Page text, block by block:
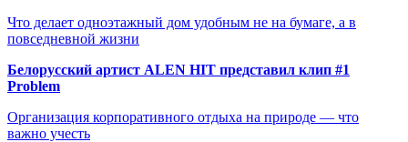
Что делает одноэтажный дом удобным не на бумаге, а в
повседневной жизни
Белорусский артист ALEN HIT представил клип #1
Problem
Организация корпоративного отдыха на природе — что
важно учесть